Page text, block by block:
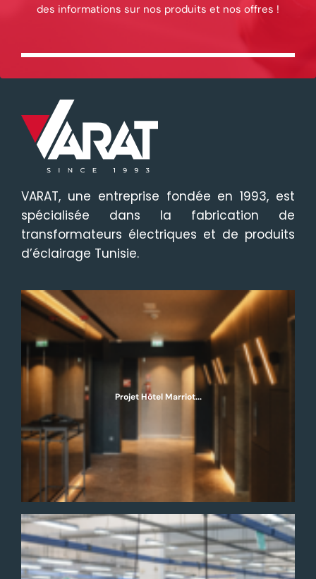
des informations sur nos produits et nos offres !
VARAT, une entreprise fondée en 1993, est
spécialisée dans la fabrication de
transformateurs électriques et de produits
d’éclairage Tunisie.
Projet Hôtel Marriot...